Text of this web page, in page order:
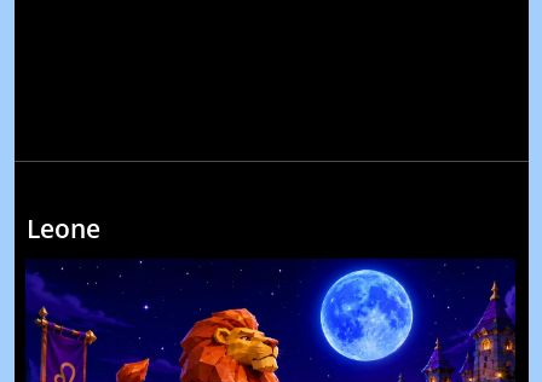
Leone